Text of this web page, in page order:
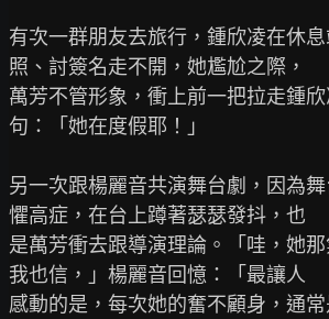
有次一群朋友去旅行，鍾欣凌在休
照、討簽名走不開，她尷尬之際，
萬芳不管形象，衝上前一把拉走鍾
句：「她在度假耶！」
另一次跟楊麗音共演舞台劇，因為
懼高症，在台上蹲著瑟瑟發抖，也
是萬芳衝去跟導演理論。「哇，她
我也信，」楊麗音回憶：「最讓人
感動的是，每次她的奮不顧身，通常